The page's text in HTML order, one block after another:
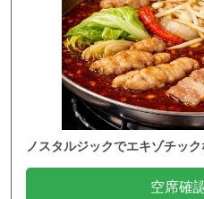
ノスタルジックでエキゾチッ
空席確